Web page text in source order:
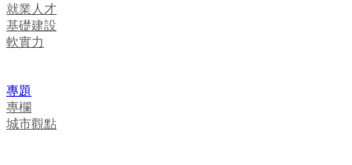
就業人才
基礎建設
軟實力
專題
專欄
城市觀點